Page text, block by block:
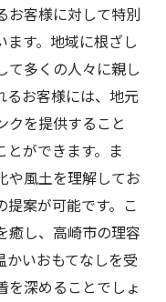
第一の姿勢
かいサポート
温まるケア
パーソナルなア
おもてなし
ービスを体験す
スタイル
独自技術
お客様に対して特別
す。地域に根ざし
て多くの人々に親し
るお客様には、地元
クを提供すること
とができます。ま
や風土を理解してお
提案が可能です。こ
癒し、高崎市の理容
かいおもてなしを受
を深めることでしょ